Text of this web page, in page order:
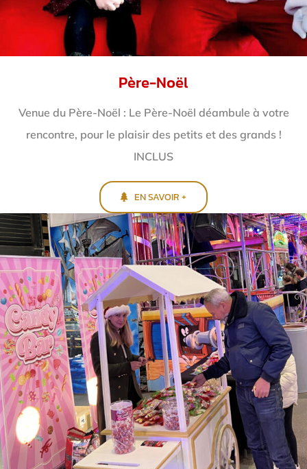
Père-Noël
Venue du Père-Noël : Le Père-Noël déambule à votre
rencontre, pour le plaisir des petits et des grands !
INCLUS
EN SAVOIR +